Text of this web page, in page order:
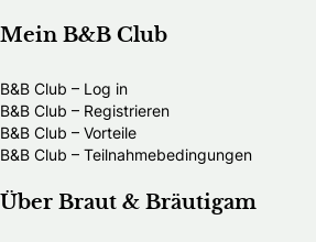
Mein B&B Club
B&B Club – Log in
B&B Club – Registrieren
B&B Club – Vorteile
B&B Club – Teilnahmebedingungen
Über Braut & Bräutigam